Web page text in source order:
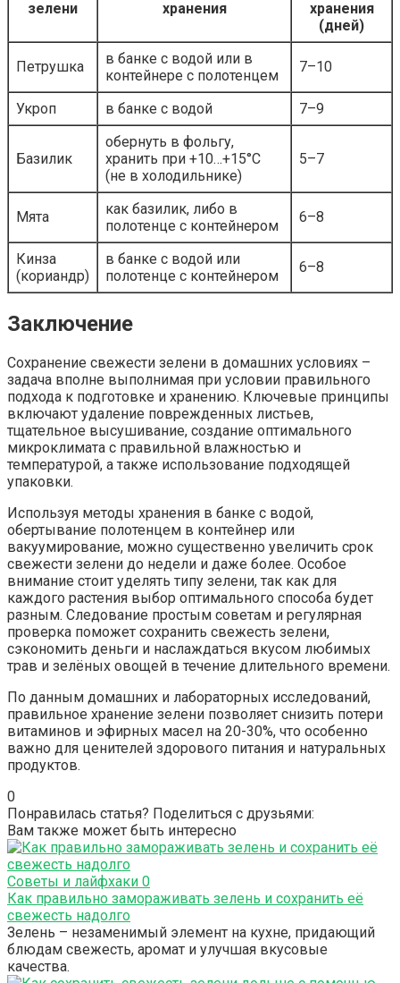
зелени
хранения
хранения
(дней)
Петрушка
в банке с водой или в
контейнере с полотенцем
7–10
Укроп в банке с водой 7–9
Базилик
обернуть в фольгу,
хранить при +10…+15°C
(не в холодильнике)
5–7
Мята
как базилик, либо в
полотенце с контейнером
6–8
Кинза
(кориандр)
в банке с водой или
полотенце с контейнером
6–8
Заключение
Сохранение свежести зелени в домашних условиях –
задача вполне выполнимая при условии правильного
подхода к подготовке и хранению. Ключевые принципы
включают удаление поврежденных листьев,
тщательное высушивание, создание оптимального
микроклимата с правильной влажностью и
температурой, а также использование подходящей
упаковки.
Используя методы хранения в банке с водой,
обертывание полотенцем в контейнер или
вакуумирование, можно существенно увеличить срок
свежести зелени до недели и даже более. Особое
внимание стоит уделять типу зелени, так как для
каждого растения выбор оптимального способа будет
разным. Следование простым советам и регулярная
проверка поможет сохранить свежесть зелени,
сэкономить деньги и наслаждаться вкусом любимых
трав и зелёных овощей в течение длительного времени.
По данным домашних и лабораторных исследований,
правильное хранение зелени позволяет снизить потери
витаминов и эфирных масел на 20-30%, что особенно
важно для ценителей здорового питания и натуральных
продуктов.
0
Понравилась статья? Поделиться с друзьями:
Вам также может быть интересно
Советы и лайфхаки 0
Как правильно замораживать зелень и сохранить её
свежесть надолго
Зелень – незаменимый элемент на кухне, придающий
блюдам свежесть, аромат и улучшая вкусовые
качества.